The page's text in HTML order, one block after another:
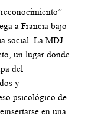
a Francia bajo
social. La MDJ
un lugar donde
del
y
psicológico de
en una